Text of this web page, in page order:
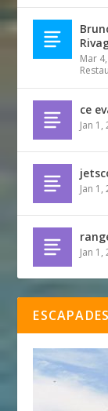
Mar
ce
Jan 1,
Jan 1,
Jan 1,
ESCAPADES